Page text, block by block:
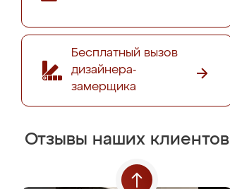
Бесплатный вызов
дизайнера-
замерщика
Отзывы наших клиентов